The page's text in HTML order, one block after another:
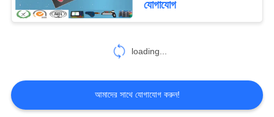
টেকসই মেটাল ডোমમ્સ
10
যোগাযোগ
loading...
আমাদের সাথে যোগাযোগ করুন!